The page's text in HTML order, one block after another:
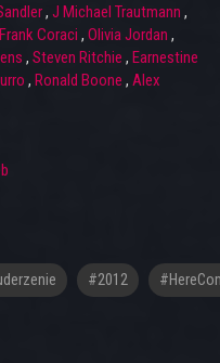
, J Michael Trautmann ,
Frank Coraci , Olivia Jordan ,
, Steven Ritchie , Earnestine
, Ronald Boone , Alex
#2012